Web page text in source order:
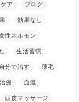
ア ブログ
効果なし
性ホルモン
生活習慣
自分で治す 薄毛
療 血流
頭皮マッサージ